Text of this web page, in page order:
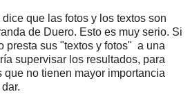
que las fotos y los textos son
de Duero. Esto es muy serio. Si
presta sus "textos y fotos" a una
supervisar los resultados, para
no tienen mayor importancia